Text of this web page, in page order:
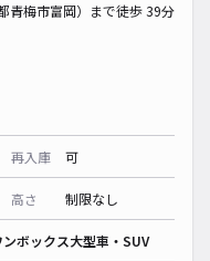
青梅市富岡）まで徒歩 39分
再入庫 可
高さ 制限なし
ンボックス大型車・SUV